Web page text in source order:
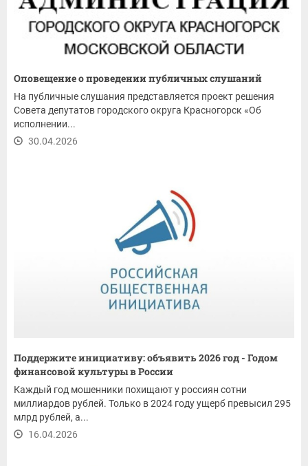
Оповещение о проведении публичных слушаний
На публичные слушания представляется проект решения
Совета депутатов городского округа Красногорск «Об
исполнении...
30.04.2026
Поддержите инициативу: объявить 2026 год - Годом
финансовой культуры в России
Каждый год мошенники похищают у россиян сотни
миллиардов рублей. Только в 2024 году ущерб превысил 295
млрд рублей, а...
16.04.2026